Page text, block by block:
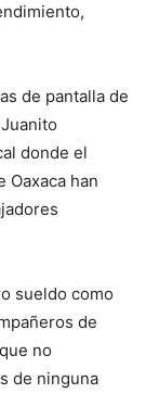
de pantalla de
donde el
Oaxaca han
sueldo como
de
no
de ninguna